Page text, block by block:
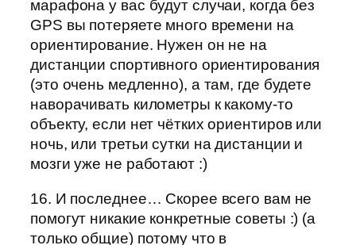
марафона у вас будут случаи, когда без
GPS вы потеряете много времени на
ориентирование. Нужен он не на
дистанции спортивного ориентирования
(это очень медленно), а там, где будете
наворачивать километры к какому-то
объекту, если нет чётких ориентиров или
ночь, или третьи сутки на дистанции и
мозги уже не работают :)
16. И последнее… Скорее всего вам не
помогут никакие конкретные советы :) (а
только общие) потому что в